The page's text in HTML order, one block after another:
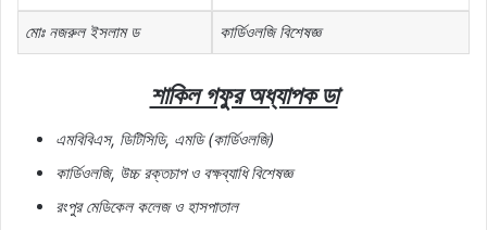
মোঃ নজরুল ইসলাম ড কার্ডিওলজি বিশেষজ্ঞ
শাকিল গফুর অধ্যাপক ডা
এমবিবিএস, ডিটিসিডি, এমডি (কার্ডিওলজি)
কার্ডিওলজি, উচ্চ রক্তচাপ ও বক্ষব্যাধি বিশেষজ্ঞ
রংপুর মেডিকেল কলেজ ও হাসপাতাল